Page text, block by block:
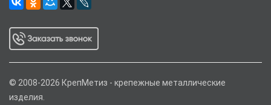
© 2008-2026 КрепМетиз - крепежные металлические
изделия.